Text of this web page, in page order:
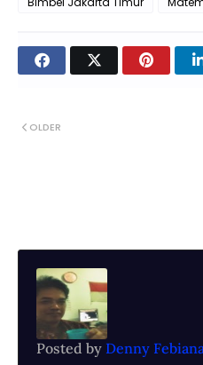
OLDER
Posted by Denny